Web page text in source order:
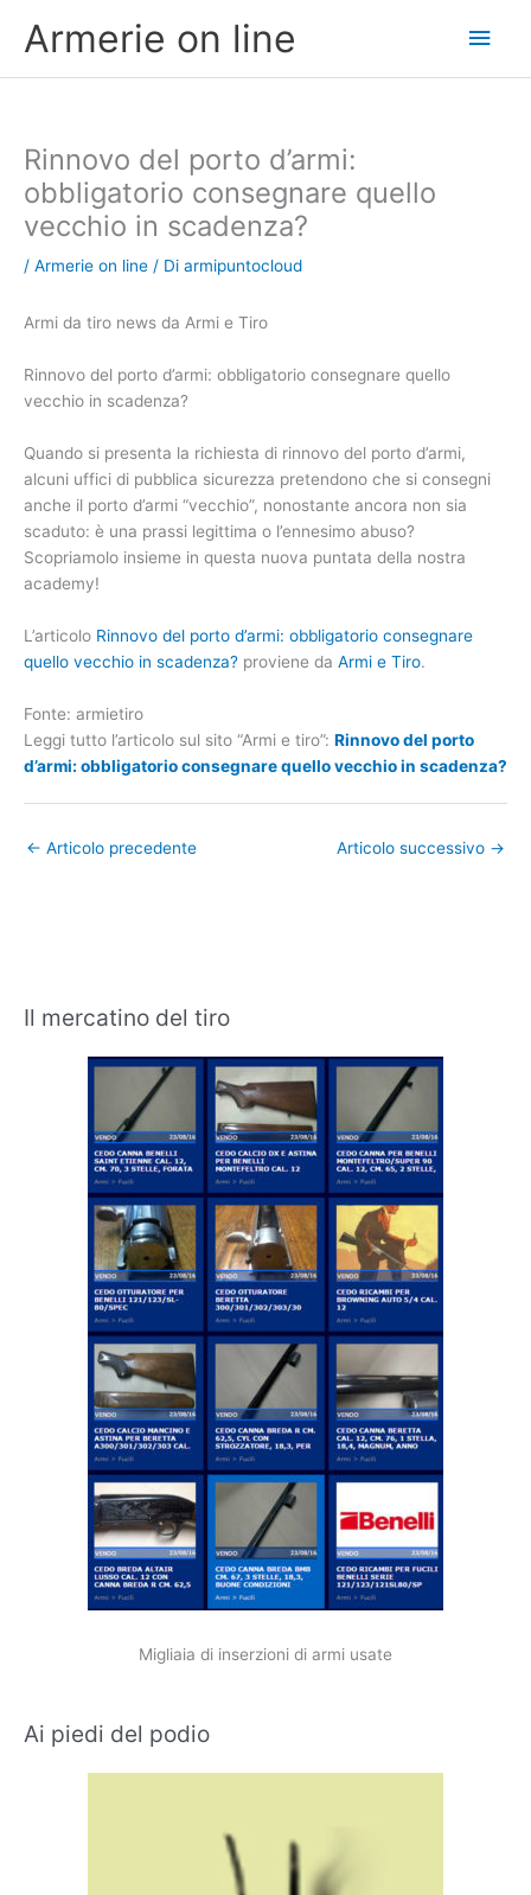
Armerie on line
Rinnovo del porto d’armi:
obbligatorio consegnare quello
vecchio in scadenza?
/ Armerie on line / Di armipuntocloud
Armi da tiro news da Armi e Tiro
Rinnovo del porto d’armi: obbligatorio consegnare quello
vecchio in scadenza?
Quando si presenta la richiesta di rinnovo del porto d’armi,
alcuni uffici di pubblica sicurezza pretendono che si consegni
anche il porto d’armi “vecchio”, nonostante ancora non sia
scaduto: è una prassi legittima o l’ennesimo abuso?
Scopriamolo insieme in questa nuova puntata della nostra
academy!
L’articolo Rinnovo del porto d’armi: obbligatorio consegnare
quello vecchio in scadenza? proviene da Armi e Tiro.
Fonte: armietiro
Leggi tutto l’articolo sul sito “Armi e tiro”: Rinnovo del porto
d’armi: obbligatorio consegnare quello vecchio in scadenza?
← Articolo precedente Articolo successivo →
Il mercatino del tiro
Migliaia di inserzioni di armi usate
Ai piedi del podio